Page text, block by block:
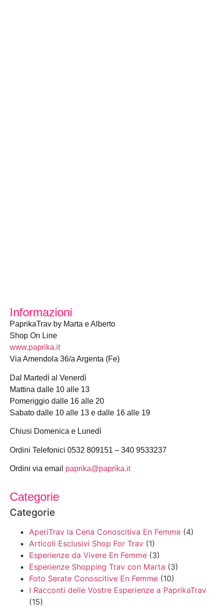
Informazioni
PaprikaTrav by Marta e Alberto
Shop On Line
www.paprika.it
Via Amendola 36/a Argenta (Fe)
Dal Martedì al Venerdì
Mattina dalle 10 alle 13
Pomeriggio dalle 16 alle 20
Sabato dalle 10 alle 13 e dalle 16 alle 19
Chiusi Domenica e Lunedì
Ordini Telefonici 0532 809151 – 340 9533237
Ordini via email paprika@paprika.it
Categorie
Categorie
AperiTrav la Cena Conoscitiva En Femme (4)
Articoli Esclusivi Shop For Trav (1)
Esperienze da Vivere En Femme (3)
Esperienze Shopping Trav con Marta (3)
Foto Serate Conoscitive En Femme (10)
I Racconti delle Vostre Esperienze a PaprikaTrav
(15)